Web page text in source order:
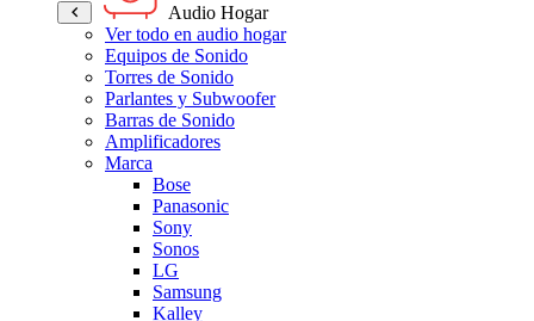
Audio Hogar
Ver todo en audio hogar
Equipos de Sonido
Torres de Sonido
Parlantes y Subwoofer
Barras de Sonido
Amplificadores
Marca
Bose
Panasonic
Sony
Sonos
LG
Samsung
Kalley